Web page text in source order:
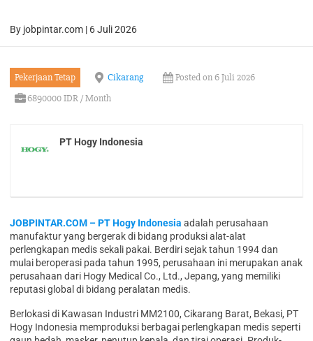
By jobpintar.com | 6 Juli 2026
Pekerjaan Tetap Cikarang
Posted on 6 Juli 2026
6890000 IDR / Month
PT Hogy Indonesia
JOBPINTAR.COM – PT Hogy Indonesia adalah perusahaan
manufaktur yang bergerak di bidang produksi alat-alat
perlengkapan medis sekali pakai. Berdiri sejak tahun 1994 dan
mulai beroperasi pada tahun 1995, perusahaan ini merupakan anak
perusahaan dari Hogy Medical Co., Ltd., Jepang, yang memiliki
reputasi global di bidang peralatan medis.
Berlokasi di Kawasan Industri MM2100, Cikarang Barat, Bekasi, PT
Hogy Indonesia memproduksi berbagai perlengkapan medis seperti